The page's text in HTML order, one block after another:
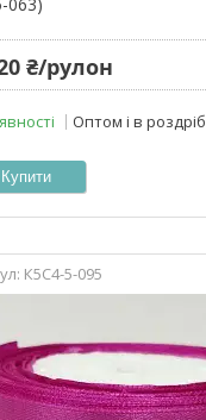
063)
₴/рулон
Оптом і в роздріб
Купити
К5С4-5-095